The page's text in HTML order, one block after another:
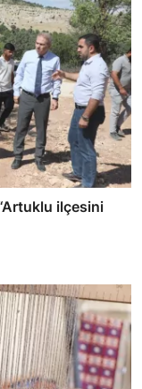
ilçesini